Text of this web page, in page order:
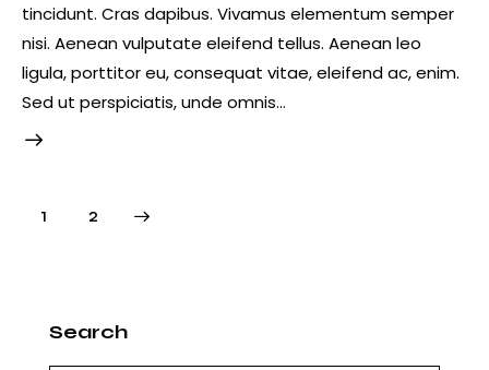
tincidunt. Cras dapibus. Vivamus elementum semper
nisi. Aenean vulputate eleifend tellus. Aenean leo
ligula, porttitor eu, consequat vitae, eleifend ac, enim.
Sed ut perspiciatis, unde omnis…
1 2
Search